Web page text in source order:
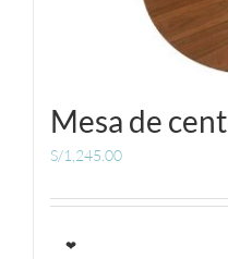
Mesa de
S/1,245.00
❤